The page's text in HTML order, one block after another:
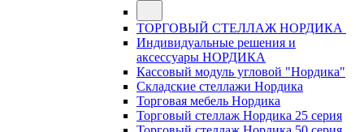
ТОРГОВЫЙ СТЕЛЛАЖ НОРДИКА
Индивидуальные решения и
аксессуары НОРДИКА
Кассовый модуль угловой "Нордика"
Складские стеллажи Нордика
Торговая мебель Нордика
Торговый стеллаж Нордика 25 серия